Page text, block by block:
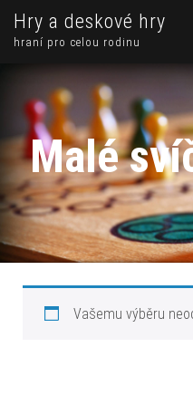
Hry a deskové hry
hraní pro celou rodinu
Malé
Vašemu výběru